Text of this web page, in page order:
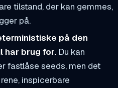
tilstand, der kan gemmes,
på.
på den
har brug for.Du kan
fastlåse seeds, men det
inspicerbare